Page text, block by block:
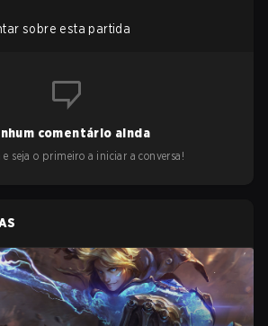
sobre esta partida
comentário ainda
seja o primeiro a iniciar a conversa!